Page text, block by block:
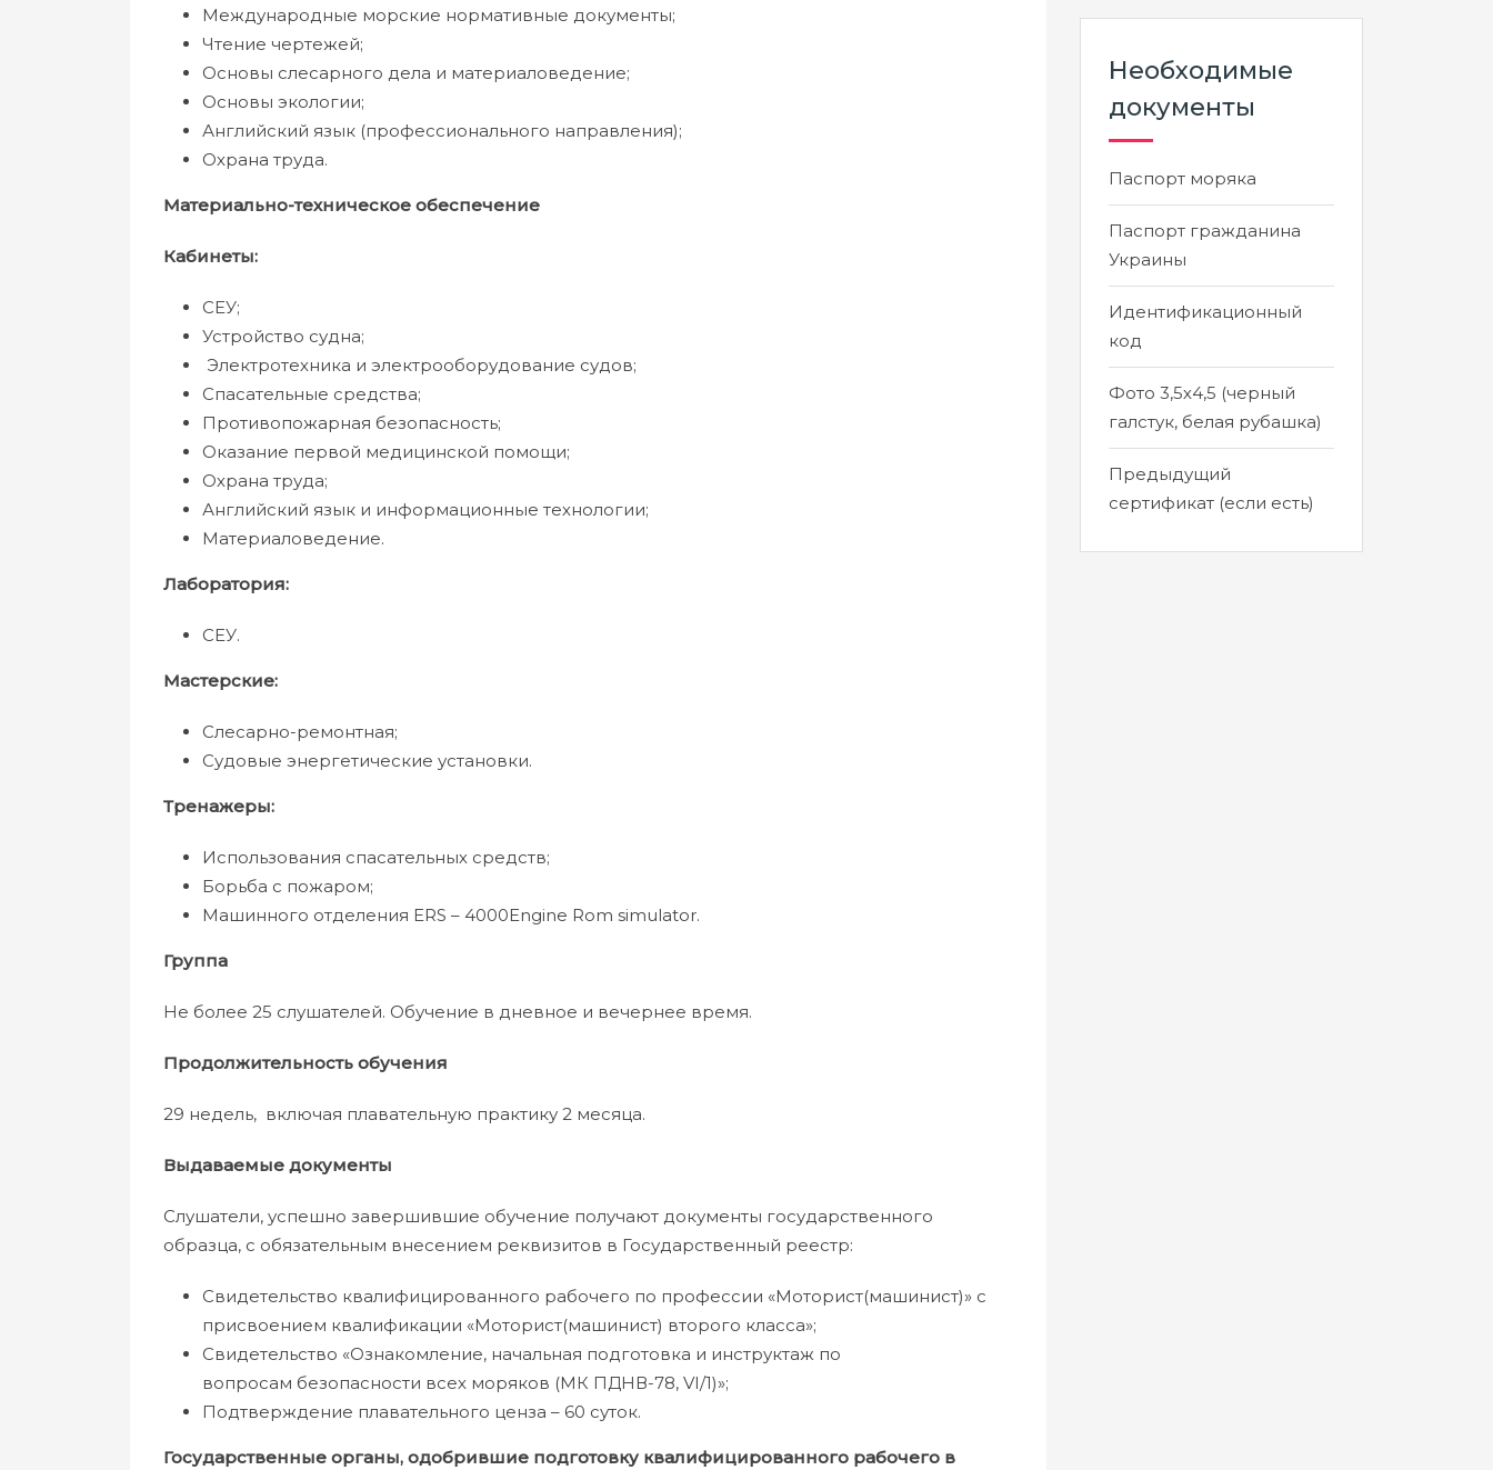
Международные морские нормативные документы;
Чтение чертежей;
Основы слесарного дела и материаловедение;
Основы экологии;
Английский язык (профессионального направления);
Охрана труда.
Материально-техническое обеспечение
Кабинеты:
СЕУ;
Устройство судна;
Электротехника и электрооборудование судов;
Спасательные средства;
Противопожарная безопасность;
Оказание первой медицинской помощи;
Охрана труда;
Английский язык и информационные технологии;
Материаловедение.
Лаборатория:
СЕУ.
Мастерские:
Слесарно-ремонтная;
Судовые энергетические установки.
Тренажеры:
Использования спасательных средств;
Борьба с пожаром;
Машинного отделения ERS – 4000Engine Rom simulator.
Группа
Не более 25 слушателей. Обучение в дневное и вечернее время.
Продолжительность обучения
29 недель, включая плавательную практику 2 месяца.
Выдаваемые документы
Слушатели, успешно завершившие обучение получают документы государственного
образца, с обязательным внесением реквизитов в Государственный реестр:
Свидетельство квалифицированного рабочего по профессии «Моторист(машинист)» с
присвоением квалификации «Моторист(машинист) второго класса»;
Свидетельство «Ознакомление, начальная подготовка и инструктаж по
вопросам безопасности всех моряков (МК ПДНВ-78, VI/1)»;
Подтверждение плавательного ценза – 60 суток.
Государственные органы, одобрившие подготовку квалифицированного рабочего в
Необходимые
документы
Паспорт моряка
Паспорт гражданина
Украины
Идентификационный
код
Фото 3,5х4,5 (черный
галстук, белая рубашка)
Предыдущий
сертификат (если есть)